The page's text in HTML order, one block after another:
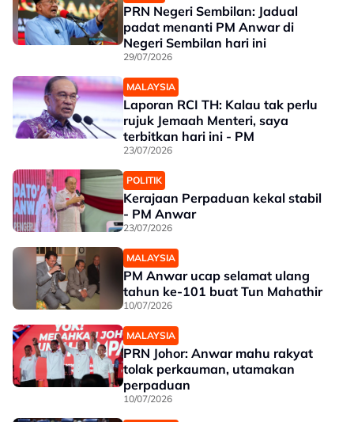
PRN Negeri Sembilan: Jadual
padat menanti PM Anwar di
Negeri Sembilan hari ini
29/07/2026
MALAYSIA
Laporan RCI TH: Kalau tak perlu
rujuk Jemaah Menteri, saya
terbitkan hari ini - PM
23/07/2026
POLITIK
Kerajaan Perpaduan kekal stabil
- PM Anwar
23/07/2026
MALAYSIA
PM Anwar ucap selamat ulang
tahun ke-101 buat Tun Mahathir
10/07/2026
MALAYSIA
PRN Johor: Anwar mahu rakyat
tolak perkauman, utamakan
perpaduan
10/07/2026